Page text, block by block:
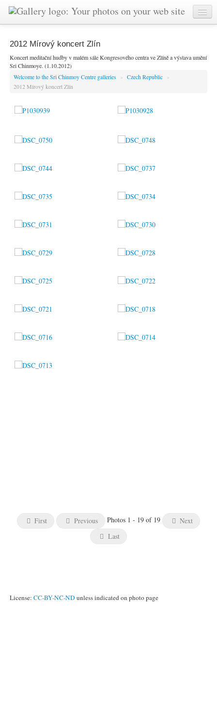
2012 Mírový koncert Zlín
Koncert meditační hudby v malém sále Kongresového centra ve Zlíně a výstava umění
Sri Chinmoye. (1.10.2012)
Welcome to the Sri Chinmoy Centre galleries
» Czech Republic »
2012 Mírový koncert Zlín
First Previous Photos 1 - 19 of 19
Next
Last
License: CC-BY-NC-ND unless indicated on photo page